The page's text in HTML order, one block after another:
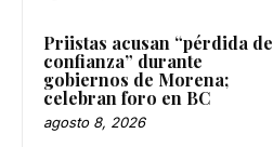
Priistas acusan “pérdida de
confianza” durante
gobiernos de Morena;
celebran foro en BC
agosto 8, 2026